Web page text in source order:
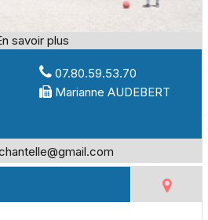
07.80.59.53.70
Marianne AUDEBERT